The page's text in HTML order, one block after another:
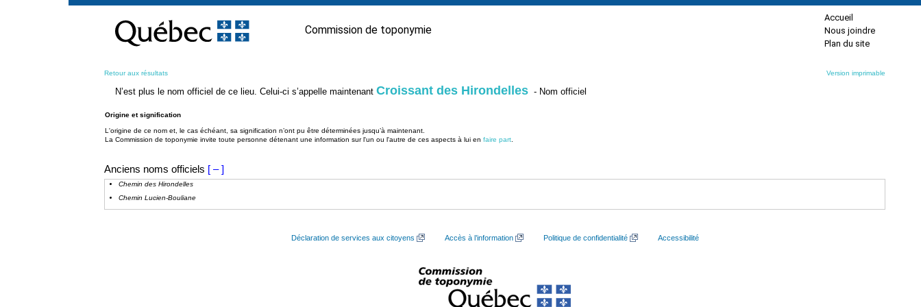
contenu
Commission de toponymie
Accueil
Nous joindre
Plan du site
Retour aux résultats Version imprimable
N’est plus le nom officiel de ce lieu. Celui-ci s’appelle maintenant Croissant des Hirondelles - Nom officiel
Origine et signification
L'origine de ce nom et, le cas échéant, sa signification n’ont pu être déterminées jusqu’à maintenant.
La Commission de toponymie invite toute personne détenant une information sur l'un ou l'autre de ces aspects à lui en faire part
Anciens noms officiels [ – ]
Chemin des Hirondelles
Chemin Lucien-Bouliane
Déclaration de services aux citoyens Accès à l’information Politique de confidentialité Accessibilité